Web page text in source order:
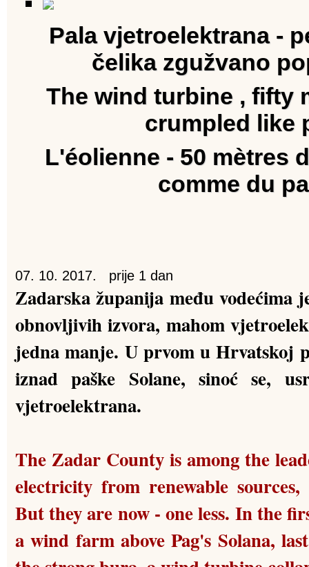
Pala vjetroelektrana -
čelika zgužvano
The wind turbine , fifty
crumpled like
L'éolienne - 50 mètres
comme du
07. 10. 2017. prije 1 dan
Zadarska županija među
obnovljivih izvora, mahom
jedna manje. U prvom u Hrvatskoj
iznad paške Solane, sinoć se,
vjetroelektrana.
The Zadar County is among the
electricity from renewable
But they are now - one less. In the
a wind farm above Pag's Solana,